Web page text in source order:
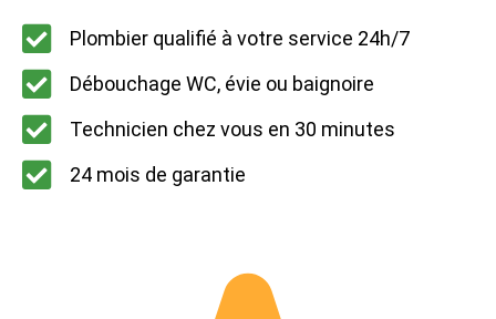
Plombier qualifié à votre service 24h/7
Débouchage WC, évie ou baignoire
Technicien chez vous en 30 minutes
24 mois de garantie